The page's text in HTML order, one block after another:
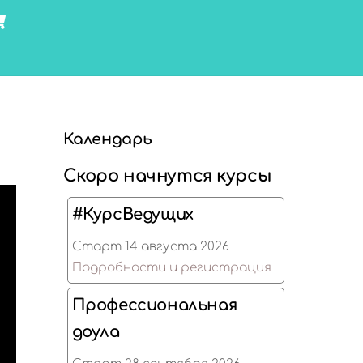
Календарь
Скоро начнутся курсы
#КурсВедущих
Старт 14 августа 2026
Подробности и регистрация
Профессиональная
доула